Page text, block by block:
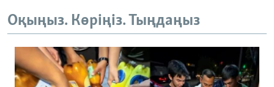
Оқыңыз. Көріңіз. Тыңдаңыз